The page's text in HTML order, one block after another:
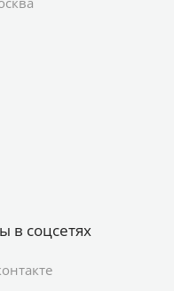
в соцсетях